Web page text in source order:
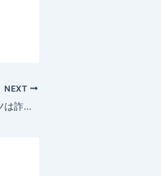
NEXT
ファイブスターズマーケッツは詐欺で危険？安全性や信頼性を解説